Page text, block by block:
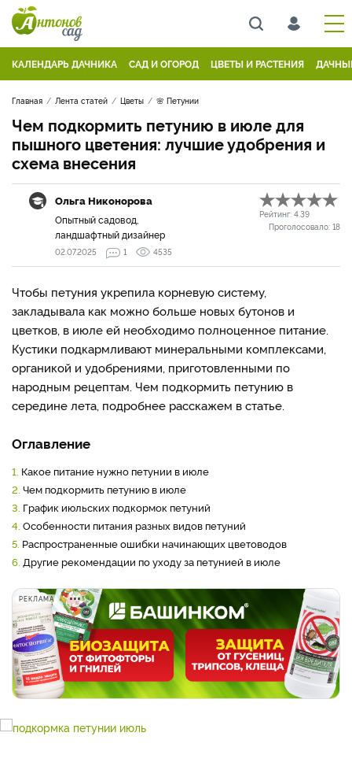
КАЛЕНДАРЬ ДАЧНИКА САД И ОГОРОД ЦВЕТЫ И РАСТЕНИЯ
Главная Лента статей Цветы 🌸 Петунии
Чем подкормить петунию в июле для
пышного цветения: лучшие удобрения и
схема внесения
Ольга Никонорова
Опытный садовод,
ландшафтный дизайнер
Рейтинг: 4.39
Проголосовало: 18
02.07.2025 1 4535
Чтобы петуния укрепила корневую систему,
закладывала как можно больше новых бутонов и
цветков, в июле ей необходимо полноценное питание.
Кустики подкармливают минеральными комплексами,
органикой и удобрениями, приготовленными по
народным рецептам. Чем подкормить петунию в
середине лета, подробнее расскажем в статье.
Оглавление
1. Какое питание нужно петунии в июле
2. Чем подкормить петунию в июле
3. График июльских подкормок петуний
4. Особенности питания разных видов петуний
5. Распространенные ошибки начинающих цветоводов
6. Другие рекомендации по уходу за петунией в июле
РЕКЛАМА